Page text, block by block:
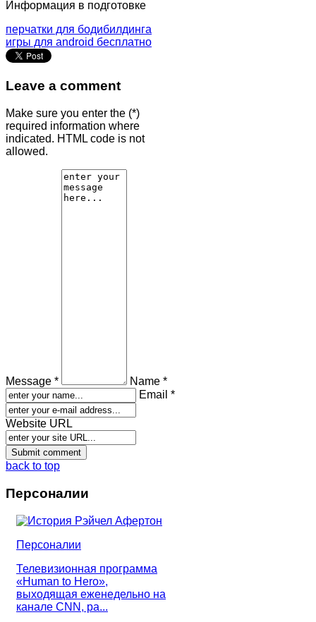
Информация в подготовке
перчатки для бодибилдинга
игры для android бесплатно
Leave a comment
Make sure you enter the (*)
required information where
indicated. HTML code is not
allowed.
Message *
Name *
Email *
Website URL
back to top
Персоналии
Персоналии
Телевизионная программа
«Human to Hero»,
выходящая еженедельно на
канале CNN, ра...